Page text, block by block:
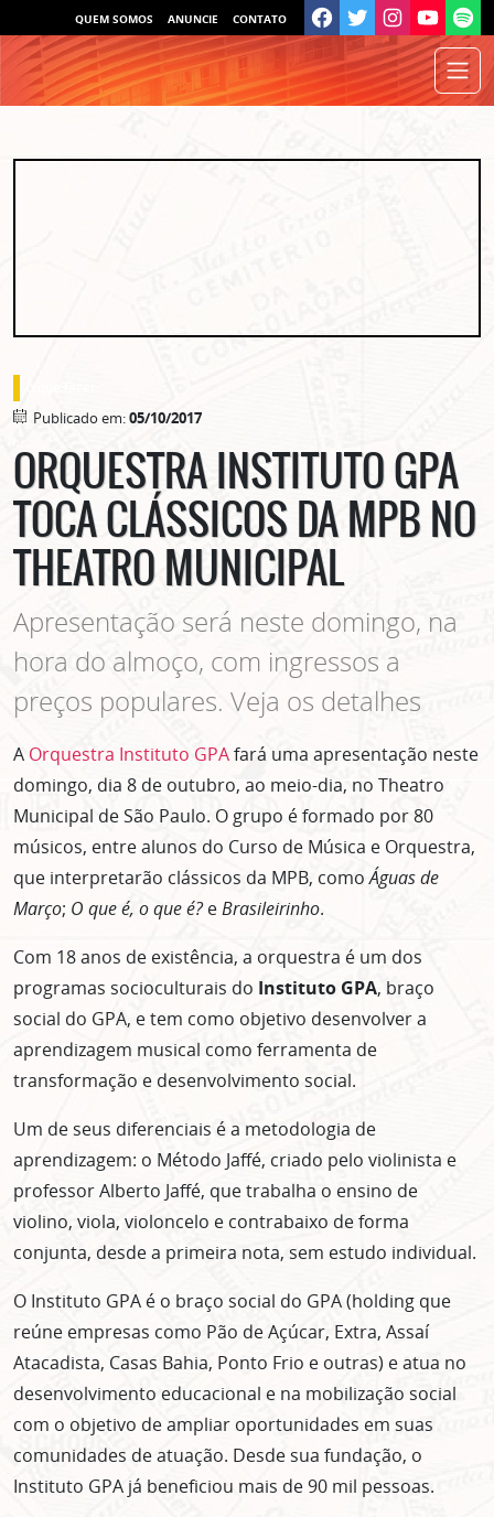
QUEM SOMOS ANUNCIE CONTATO
Publicado em:05/10/2017
ORQUESTRA INSTITUTO GPA
TOCA CLÁSSICOS DA MPB NO
THEATRO MUNICIPAL
Apresentação será neste domingo, na
hora do almoço, com ingressos a
preços populares. Veja os detalhes
A Orquestra Instituto GPAfará uma apresentação neste
domingo, dia 8 de outubro, ao meio-dia, no Theatro
Municipal de São Paulo. O grupo é formado por 80
músicos, entre alunos do Curso de Música e Orquestra,
que interpretarão clássicos da MPB, comoÁguas de
Março; O que é, o que é?eBrasileirinho.
Com 18 anos de existência, a orquestra é um dos
programas socioculturais do Instituto GPA, braço
social do GPA, e tem como objetivo desenvolver a
aprendizagem musical como ferramenta de
transformação e desenvolvimento social.
Um de seus diferenciais é a metodologia de
aprendizagem: o Método Jaffé, criado pelo violinista e
professor Alberto Jaffé, que trabalha o ensino de
violino, viola, violoncelo e contrabaixo de forma
conjunta, desde a primeira nota, sem estudo individual.
O Instituto GPA é o braço social do GPA (holding que
reúne empresas como Pão de Açúcar, Extra, Assaí
Atacadista, Casas Bahia, Ponto Frio e outras) e atua no
desenvolvimento educacional e na mobilização social
com o objetivo de ampliar oportunidades em suas
comunidades de atuação. Desde sua fundação, o
Instituto GPA já beneficiou mais de 90 mil pessoas.